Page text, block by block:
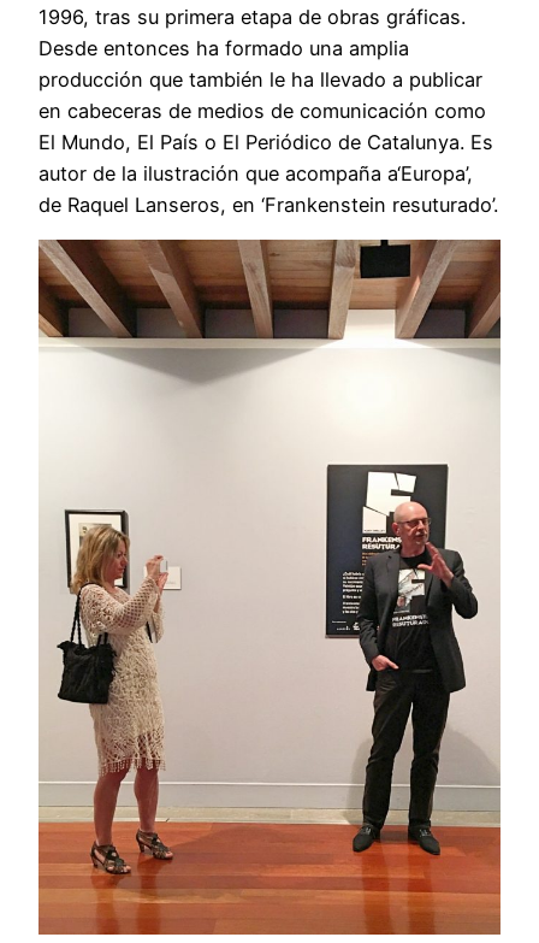
1996, tras su primera etapa de obras gráficas.
Desde entonces ha formado una amplia
producción que también le ha llevado a publicar
en cabeceras de medios de comunicación como
El Mundo, El País o El Periódico de Catalunya. Es
autor de la ilustración que acompaña a‘Europa’,
de Raquel Lanseros, en ‘Frankenstein resuturado’.